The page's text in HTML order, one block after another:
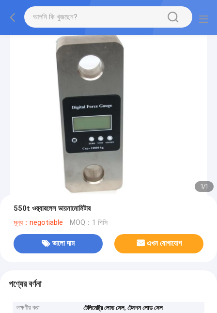
1/1
550t ওয়্যারলেস ডায়নামোমিটার
মূল্য：negotiable MOQ：1 পিসি
ভালো দাম এখন যোগাযোগ
পণ্যের বর্ণনা
লক্ষণীয় করা টেলিমেট্রি লোড সেল,টেনশন লোড সেল